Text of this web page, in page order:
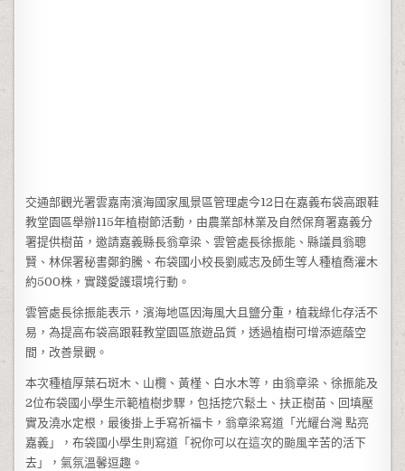
交通部觀光署雲嘉南濱海國家風景區管理處今12日在嘉義布袋高跟鞋
教堂園區舉辦115年植樹節活動，由農業部林業及自然保育署嘉義分
署提供樹苗，邀請嘉義縣長翁章梁、雲管處長徐振能、縣議員翁聰
賢、林保署秘書鄭鈞騰、布袋國小校長劉威志及師生等人種植喬灌木
約500株，實踐愛護環境行動。
雲管處長徐振能表示，濱海地區因海風大且鹽分重，植栽綠化存活不
易，為提高布袋高跟鞋教堂園區旅遊品質，透過植樹可增添遮蔭空
間，改善景觀。
本次種植厚葉石斑木、山欖、黃槿、白水木等，由翁章梁、徐振能及
2位布袋國小學生示範植樹步驟，包括挖穴鬆土、扶正樹苗、回填壓
實及澆水定根，最後掛上手寫祈福卡，翁章梁寫道「光耀台灣 點亮
嘉義」，布袋國小學生則寫道「祝你可以在這次的颱風辛苦的活下
去」，氣氛溫馨逗趣。